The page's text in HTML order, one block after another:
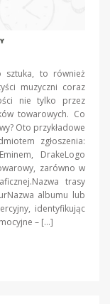
sztuka, to również
muzyczni coraz
nie tylko przez
towarowych. Co
Oto przykładowe
zgłoszenia:
DrakeLogo
zarówno w
trasy
albumu lub
identyfikując
– […]